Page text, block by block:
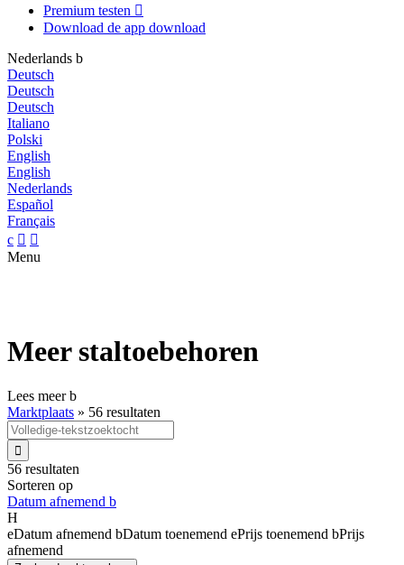
Premium testen 
Download de app download
Nederlands b
Deutsch
Deutsch
Deutsch
Italiano
Polski
English
English
Nederlands
Español
Français
c  
Menu
Meer staltoebehoren
Lees meerb
Marktplaats » 56 resultaten

56 resultaten
Sorteren op
Datum afnemend b
H
eDatum afnemend bDatum toenemend ePrijs toenemend bPrijs
afnemend